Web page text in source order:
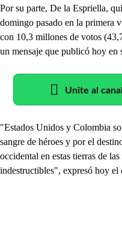
Por su parte, De la Espriella,
domingo pasado en la primera
con 10,3 millones de votos
un mensaje que publicó hoy en
Unite al
"Estados Unidos y Colombia
sangre de héroes y por el
occidental en estas tierras de
indestructibles", expresó hoy el